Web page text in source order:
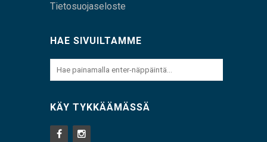
Tietosuojaseloste
HAE SIVUILTAMME
KÄY TYKKÄÄMÄSSÄ